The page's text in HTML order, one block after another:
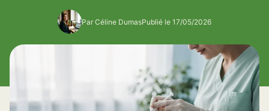
Par Céline DumasPublié le 17/05/2026